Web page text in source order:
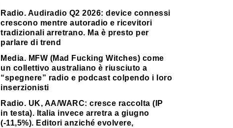
Radio. Audiradio Q2 2026: device connessi
crescono mentre autoradio e ricevitori
tradizionali arretrano. Ma è presto per
parlare di trend
Media. MFW (Mad Fucking Witches) come
un collettivo australiano è riusciuto a
“spegnere” radio e podcast colpendo i loro
inserzionisti
Radio. UK, AA/WARC: cresce raccolta (IP
in testa). Italia invece arretra a giugno
(-11,5%). Editori anziché evolvere,